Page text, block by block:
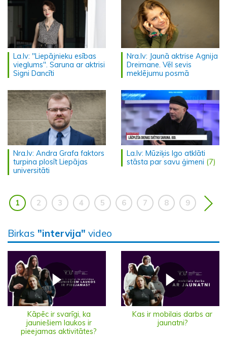
La.lv: "Liepājnieku esības
vieglums". Saruna ar aktrisi
Signi Dancīti
Nra.lv: Jaunā aktrise Agnija
Dreimane. Vēl sevis
meklējumu posmā
Nra.lv: Andra Grafa faktors
turpina plosīt Liepājas
universitāti
La.lv: Mūziķis Igo atklāti
stāsta par savu ģimeni (7)
1 2 3 4 5 6 7 8 9
Birkas "intervija" video
Kāpēc ir svarīgi, ka
jauniešiem laukos ir
pieejamas aktivitātes?
Kas ir mobilais darbs ar
jaunatni?